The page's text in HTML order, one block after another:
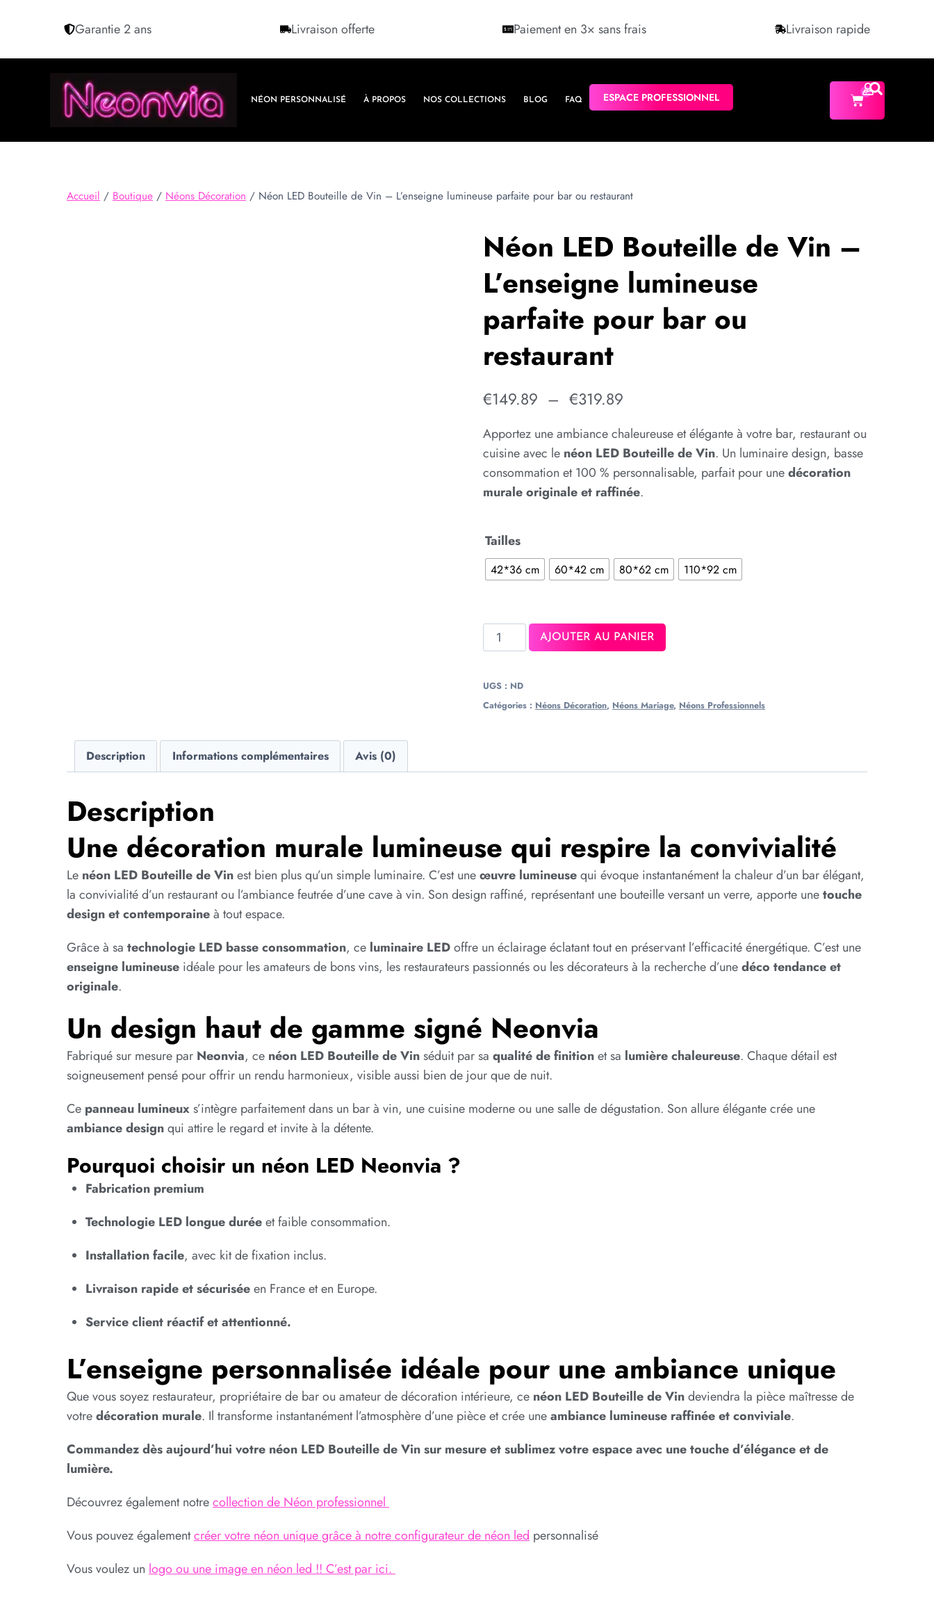
Garantie 2 ans Livraison offerte Paiement en 3× sans frais Livraison rapide
NÉON PERSONNALISÉ À PROPOS NOS COLLECTIONS BLOG FAQ ESPACE PROFESSIONNEL 0
Accueil / Boutique / Néons Décoration / Néon LED Bouteille de Vin – L’enseigne lumineuse parfaite pour bar ou restaurant
Néon LED Bouteille de Vin –
L’enseigne lumineuse
parfaite pour bar ou
restaurant
€149.89 – €319.89
Apportez une ambiance chaleureuse et élégante à votre bar, restaurant ou
cuisine avec le néon LED Bouteille de Vin. Un luminaire design, basse
consommation et 100 % personnalisable, parfait pour unedécoration
murale originale et raffinée.
Tailles
42*36 cm 60*42 cm 80*62 cm 110*92 cm
AJOUTER AU PANIER
UGS : ND
Catégories : Néons Décoration, Néons Mariage, Néons Professionnels
Description Informations complémentaires Avis (0)
Description
Une décoration murale lumineuse qui respire la convivialité
Le néon LED Bouteille de Vinest bien plus qu’un simple luminaire. C’est uneœuvre lumineusequi évoque instantanément la chaleur d’un bar élégant,
la convivialité d’un restaurant ou l’ambiance feutrée d’une cave à vin. Son design raffiné, représentant une bouteille versant un verre, apporte unetouche
design et contemporaineà tout espace.
Grâce à sa technologie LED basse consommation, ce luminaire LEDoffre un éclairage éclatant tout en préservant l’efficacité énergétique. C’est une
enseigne lumineuse idéale pour les amateurs de bons vins, les restaurateurs passionnés ou les décorateurs à la recherche d’unedéco tendance et
originale.
Un design haut de gamme signé Neonvia
Fabriqué sur mesure par Neonvia, ce néon LED Bouteille de Vinséduit par sa qualité de finitionet sa lumière chaleureuse. Chaque détail est
soigneusement pensé pour offrir un rendu harmonieux, visible aussi bien de jour que de nuit.
Ce panneau lumineuxs’intègre parfaitement dans un bar à vin, une cuisine moderne ou une salle de dégustation. Son allure élégante crée une
ambiance designqui attire le regard et invite à la détente.
Pourquoi choisir un néon LED Neonvia ?
Fabrication premium
Technologie LED longue duréeet faible consommation.
Installation facile, avec kit de fixation inclus.
Livraison rapide et sécuriséeen France et en Europe.
Service client réactif et attentionné.
L’enseigne personnalisée idéale pour une ambiance unique
Que vous soyez restaurateur, propriétaire de bar ou amateur de décoration intérieure, ce néon LED Bouteille de Vindeviendra la pièce maîtresse de
votredécoration murale. Il transforme instantanément l’atmosphère d’une pièce et crée uneambiance lumineuse raffinée et conviviale.
Commandez dès aujourd’hui votre néon LED Bouteille de Vin sur mesure et sublimez votre espace avec une touche d’élégance et de
lumière.
Découvrez également notrecollection de Néon professionnel
Vous pouvez égalementcréer votre néon unique grâce à notre configurateur de néon led personnalisé
Vous voulez un logo ou une image en néon led !! C’est par ici.